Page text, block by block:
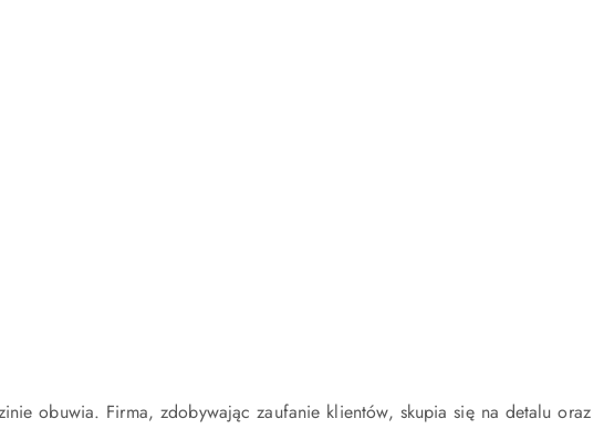
obuwia. Firma, zdobywając zaufanie klientów, skupia się na detalu oraz